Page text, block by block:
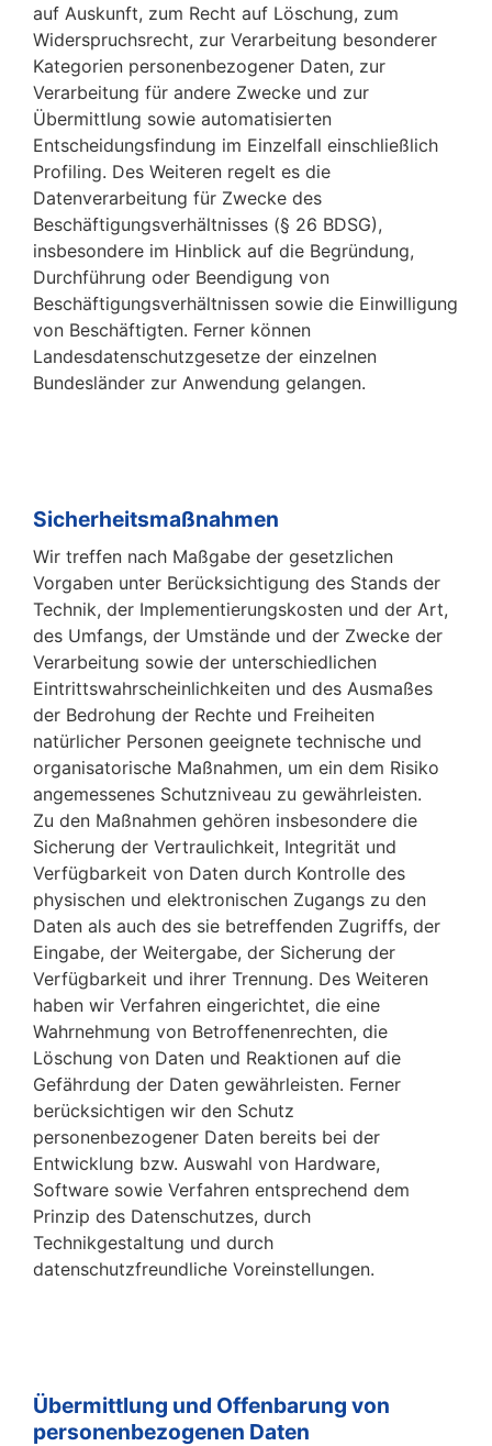
auf Auskunft, zum Recht auf Löschung, zum
Widerspruchsrecht, zur Verarbeitung besonderer
Kategorien personenbezogener Daten, zur
Verarbeitung für andere Zwecke und zur
Übermittlung sowie automatisierten
Entscheidungsfindung im Einzelfall einschließlich
Profiling. Des Weiteren regelt es die
Datenverarbeitung für Zwecke des
Beschäftigungsverhältnisses (§ 26 BDSG),
insbesondere im Hinblick auf die Begründung,
Durchführung oder Beendigung von
Beschäftigungsverhältnissen sowie die Einwilligung
von Beschäftigten. Ferner können
Landesdatenschutzgesetze der einzelnen
Bundesländer zur Anwendung gelangen.
Sicherheitsmaßnahmen
Wir treffen nach Maßgabe der gesetzlichen
Vorgaben unter Berücksichtigung des Stands der
Technik, der Implementierungskosten und der Art,
des Umfangs, der Umstände und der Zwecke der
Verarbeitung sowie der unterschiedlichen
Eintrittswahrscheinlichkeiten und des Ausmaßes
der Bedrohung der Rechte und Freiheiten
natürlicher Personen geeignete technische und
organisatorische Maßnahmen, um ein dem Risiko
angemessenes Schutzniveau zu gewährleisten.
Zu den Maßnahmen gehören insbesondere die
Sicherung der Vertraulichkeit, Integrität und
Verfügbarkeit von Daten durch Kontrolle des
physischen und elektronischen Zugangs zu den
Daten als auch des sie betreffenden Zugriffs, der
Eingabe, der Weitergabe, der Sicherung der
Verfügbarkeit und ihrer Trennung. Des Weiteren
haben wir Verfahren eingerichtet, die eine
Wahrnehmung von Betroffenenrechten, die
Löschung von Daten und Reaktionen auf die
Gefährdung der Daten gewährleisten. Ferner
berücksichtigen wir den Schutz
personenbezogener Daten bereits bei der
Entwicklung bzw. Auswahl von Hardware,
Software sowie Verfahren entsprechend dem
Prinzip des Datenschutzes, durch
Technikgestaltung und durch
datenschutzfreundliche Voreinstellungen.
Übermittlung und Offenbarung von
personenbezogenen Daten